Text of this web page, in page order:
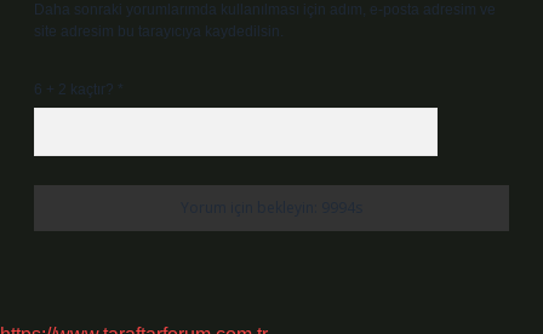
Daha sonraki yorumlarımda kullanılması için adım, e-posta adresim ve
site adresim bu tarayıcıya kaydedilsin.
6 + 2 kaçtır? *